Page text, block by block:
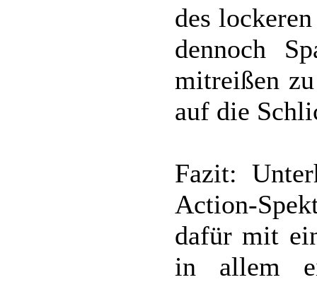
des
dennoch
mitreißen
auf die
Fazit:
Action-
dafür mit
in allem